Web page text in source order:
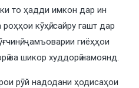
то ҳадди имкон дар ин
кӯҳӣ, сайру гашт дар
ҷамъоварии гиёҳҳои
ва шикор худдорӣ намоянд.
рӯй надодани ҳодисаҳои